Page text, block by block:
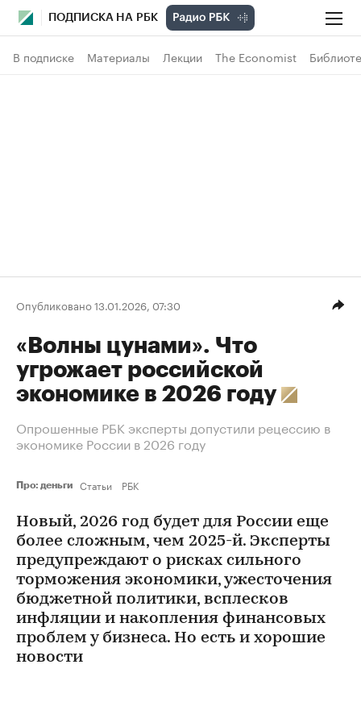
ПОДПИСКА НА РБК
В подписке Материалы Лекции The Economist
Опубликовано 13.01.2026, 07:30
«Волны цунами». Что
угрожает российской
экономике в 2026 году
Опрошенные РБК эксперты допустили рецессию в
экономике России в 2026 году
Про: деньги Статьи РБК
Новый, 2026 год будет для России еще
более сложным, чем 2025-й. Эксперты
предупреждают о рисках сильного
торможения экономики, ужесточения
бюджетной политики, всплесков
инфляции и накопления финансовых
проблем у бизнеса. Но есть и хорошие
новости